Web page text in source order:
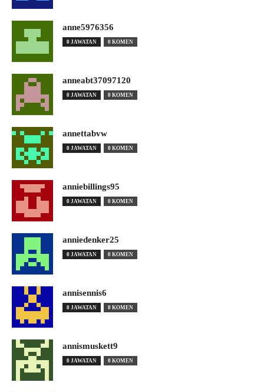
anne5976356
0 JAWATAN 0 KOMEN
anneabt37097120
0 JAWATAN 0 KOMEN
annettabvw
0 JAWATAN 0 KOMEN
anniebillings95
0 JAWATAN 0 KOMEN
anniedenker25
0 JAWATAN 0 KOMEN
annisennis6
0 JAWATAN 0 KOMEN
annismuskett9
0 JAWATAN 0 KOMEN